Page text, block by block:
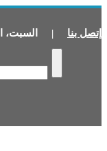
إتصل بنا | السبت،